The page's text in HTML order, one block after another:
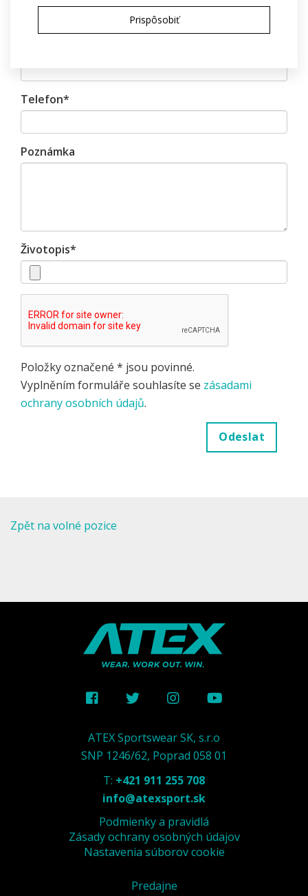
Prispôsobiť
Telefon*
Poznámka
Životopis*
Položky označené * jsou povinné.
Vyplněním formuláře souhlasíte se zásadami
ochrany osobních údajů.
Odeslat
Zpět na volné pozice
ATEX Sportswear SK, s.r.o
SNP 1246/62, Poprad 058 01
T: +421 911 255 708
info@atexsport.sk
Podmienky a pravidlá
Zásady ochrany osobných údajov
Nastavenia súborov cookie
Predajne